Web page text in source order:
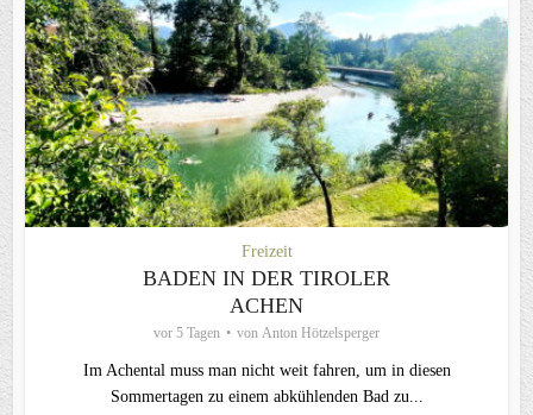
Freizeit
BADEN IN DER TIROLER
ACHEN
vor 5 Tagen von Anton Hötzelsperger
Im Achental muss man nicht weit fahren, um in diesen
Sommertagen zu einem abkühlenden Bad zu...